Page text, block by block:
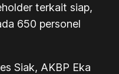
terkait siap,
650 personel
Siak, AKBP Eka